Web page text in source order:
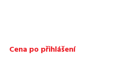
Cena po přihlášení